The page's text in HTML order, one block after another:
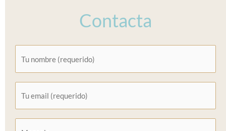
Contacta